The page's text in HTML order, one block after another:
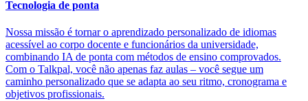
Tecnologia de ponta
Nossa missão é tornar o aprendizado personalizado de idiomas
acessível ao corpo docente e funcionários da universidade,
combinando IA de ponta com métodos de ensino comprovados.
Com o Talkpal, você não apenas faz aulas – você segue um
caminho personalizado que se adapta ao seu ritmo, cronograma e
objetivos profissionais.